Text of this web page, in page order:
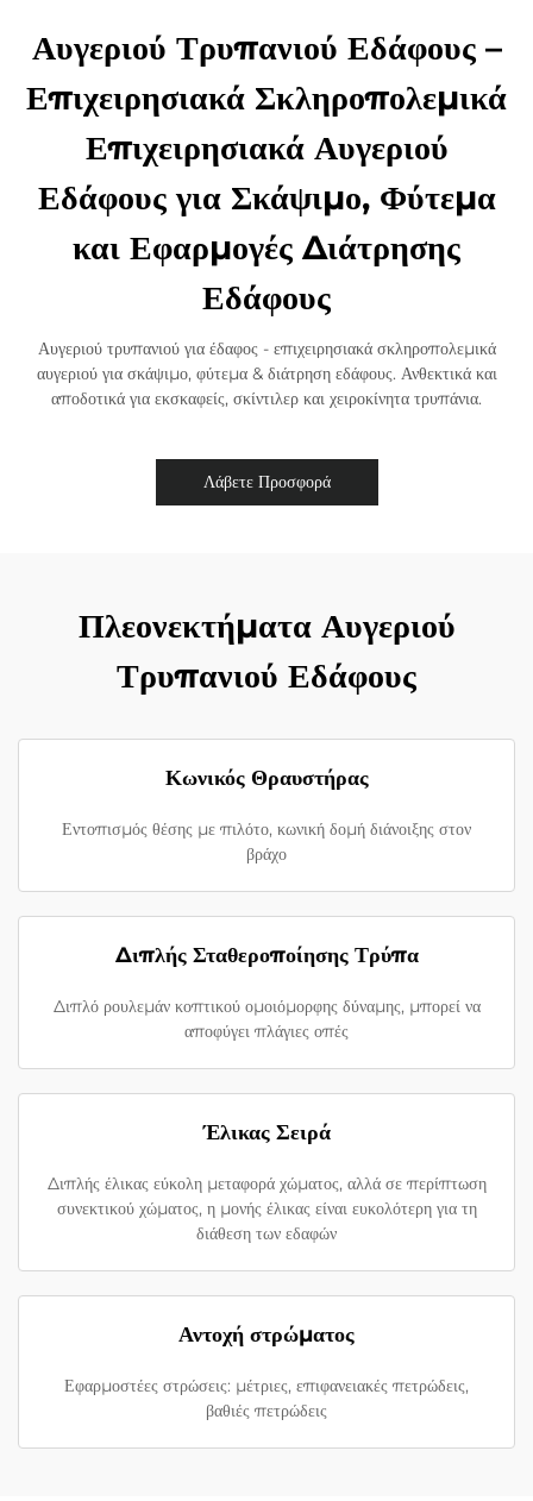
Αυγεριού Τρυπανιού Εδάφους –
Επιχειρησιακά Σκληροπολεμικά
Επιχειρησιακά Αυγεριού
Εδάφους για Σκάψιμο, Φύτεμα
και Εφαρμογές Διάτρησης
Εδάφους
Αυγεριού τρυπανιού για έδαφος - επιχειρησιακά σκληροπολεμικά
αυγεριού για σκάψιμο, φύτεμα & διάτρηση εδάφους. Ανθεκτικά και
αποδοτικά για εκσκαφείς, σκίντιλερ και χειροκίνητα τρυπάνια.
Λάβετε Προσφορά
Πλεονεκτήματα Αυγεριού
Τρυπανιού Εδάφους
Κωνικός Θραυστήρας
Εντοπισμός θέσης με πιλότο, κωνική δομή διάνοιξης στον
βράχο
Διπλής Σταθεροποίησης Τρύπα
Διπλό ρουλεμάν κοπτικού ομοιόμορφης δύναμης, μπορεί να
αποφύγει πλάγιες οπές
Έλικας Σειρά
Διπλής έλικας εύκολη μεταφορά χώματος, αλλά σε περίπτωση
συνεκτικού χώματος, η μονής έλικας είναι ευκολότερη για τη
διάθεση των εδαφών
Αντοχή στρώματος
Εφαρμοστέες στρώσεις: μέτριες, επιφανειακές πετρώδεις,
βαθιές πετρώδεις